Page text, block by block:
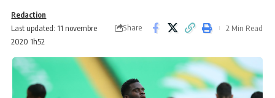
Last updated: 11 novembre
2020 1h52
Redaction
Share
2 Min Read